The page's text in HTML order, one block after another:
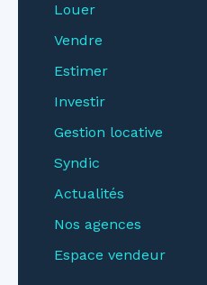
Louer
Vendre
Estimer
Investir
Gestion locative
Syndic
Actualités
Nos agences
Espace vendeur